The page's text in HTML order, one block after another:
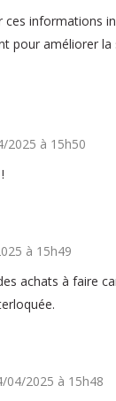
ces informations
pour améliorer la
2025 à 15h50
à 15h49
achats à faire
04/2025 à 15h48